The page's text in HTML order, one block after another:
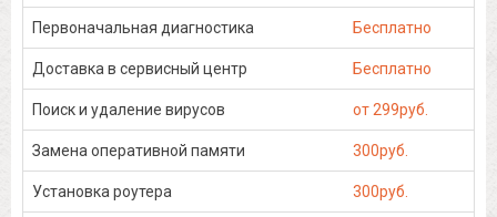
Первоначальная диагностика Бесплатно
Доставка в сервисный центр Бесплатно
Поиск и удаление вирусов от 299руб.
Замена оперативной памяти 300руб.
Установка роутера 300руб.